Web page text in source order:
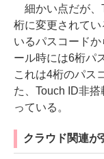
細かい点だが、
桁に変更されて
いるパスコード
ール時には6桁パ
これは4桁のパス
た、Touch ID非
っている。
クラウド関連